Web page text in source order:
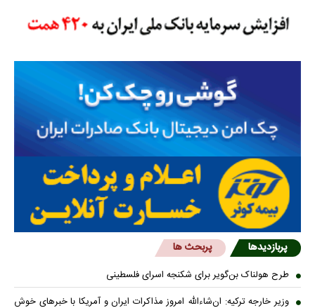
پربازدیدها پربحث ها
طرح هولناک بن‌گویر برای شکنجه اسرای فلسطینی
وزیر خارجه ترکیه: ان‌شاءالله امروز مذاکرات ایران و آمریکا با خبرهای خوش